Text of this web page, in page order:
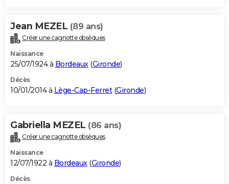
Jean MEZEL (89 ans)
Créer une cagnotte obsèques
Naissance
25/07/1924 à Bordeaux(Gironde)
Décès
10/01/2014 à Lège-Cap-Ferret(Gironde)
Gabriella MEZEL (86 ans)
Créer une cagnotte obsèques
Naissance
12/07/1922 à Bordeaux(Gironde)
Décès